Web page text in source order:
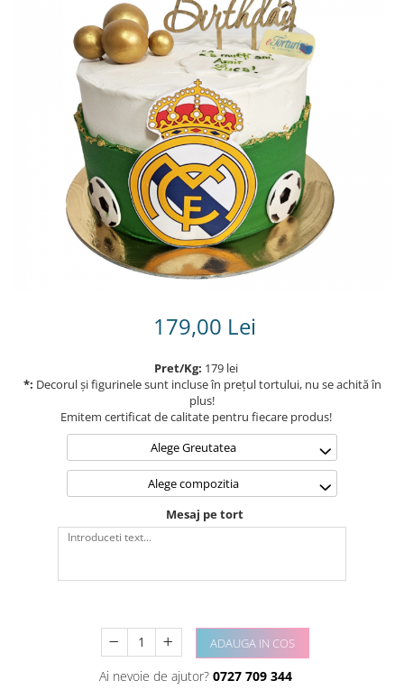
Torturi in frosting- crema pentru
Torturi cu flori
Tortulețe 1.7 kg - 2 kg
179,00 Lei
Pret/Kg: 179 lei
*: Decorul și figurinele sunt incluse în prețul tortului, nu se achită în
plus!
Emitem certificat de calitate pentru fiecare produs!
Alege Greutatea
Alege compozitia
Mesaj pe tort
ADAUGA IN COS
Ai nevoie de ajutor? 0727 709 344